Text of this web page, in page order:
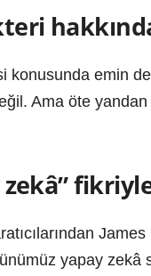
konusunda emin
Ama öte
yapay